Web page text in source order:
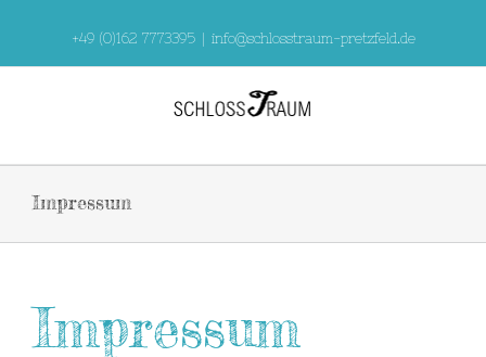
content
+49 (0)162 7773395 info@schlosstraum-pretzfeld.de
Impressum
Impressum